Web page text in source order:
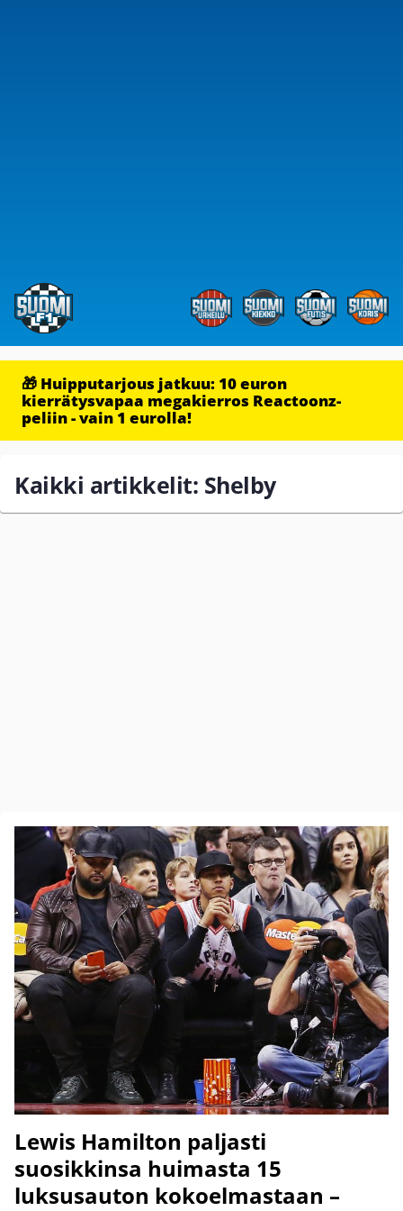
🎁 Huipputarjous jatkuu: 10 euron
kierrätysvapaa megakierros Reactoonz-
peliin - vain 1 eurolla!
Kaikki artikkelit: Shelby
Lewis Hamilton paljasti
suosikkinsa huimasta 15
luksusauton kokoelmastaan –